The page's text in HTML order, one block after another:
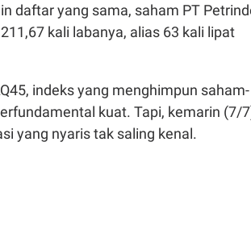
daftar yang sama, saham PT
kali labanya, alias 63 kali lipat
indeks yang menghimpun saham-
kuat. Tapi, kemarin (7/
yang nyaris tak saling kenal.